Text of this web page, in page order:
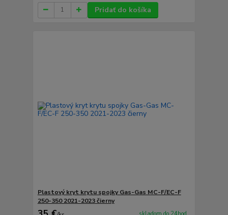
Pridať do košíka
Plastový kryt krytu spojky Gas-Gas MC-F/EC-F
250-350 2021-2023 čierny